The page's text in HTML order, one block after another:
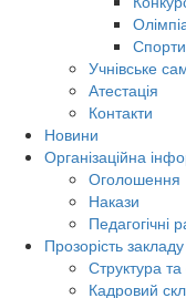
Учнівське
Атестація
Контакти
Новини
Організаційна
Оголошення
Накази
Педагогічні
Прозорість закладу
Структура
Кадровий